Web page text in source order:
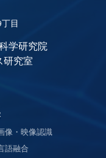
目
学研究院
研究室
像・映像認識
語融合